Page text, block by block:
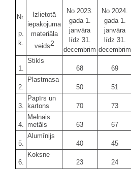
Nr.
p.
k.
Izlietotā
iepakojuma
materiāla
veids2
No 2023.
gada 1.
janvāra
līdz 31.
decembrim
No 2024.
gada 1.
janvāra
līdz 31.
decembrim
1.
Stikls
68
69
2.
Plastmasa
50
51
3.
Papīrs un
kartons
70 73
4.
Melnais
metāls
63 67
5.
Alumīnijs
40
45
6.
Koksne
23
24